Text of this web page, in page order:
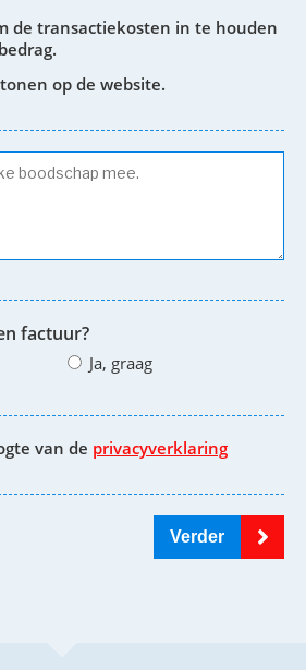
de transactiekosten in te houden
op de website.
factuur?
Ja, graag
van de privacyverklaring
Verder